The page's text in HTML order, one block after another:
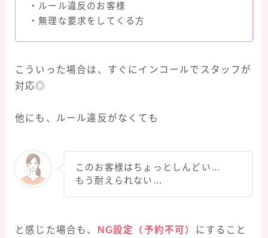
・ルール違反のお客様
・無理な要求をしてくる方
こういった場合は、すぐにインコールでスタッフが
対応◎
他にも、ルール違反がなくても
このお客様はちょっとしんどい…
もう耐えられない…
と感じた場合も、 NG設定（予約不可） にすること